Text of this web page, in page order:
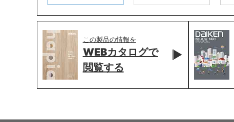
この製品の情報を
WEBカタログで
閲覧する